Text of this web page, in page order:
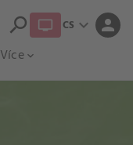
Více expand_more
search CS expand_more person